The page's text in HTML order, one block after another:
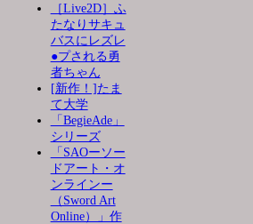
［Live2D］ふ
たなりサキュ
バスにレズレ
●プされる勇
者ちゃん
[新作！]たま
て大学
「BegieAde」
シリーズ
「SAOーソー
ドアート・オ
ンラインー
（Sword Art
Online）」作